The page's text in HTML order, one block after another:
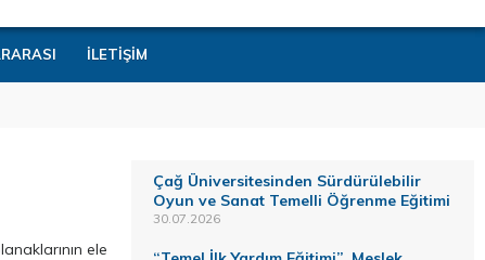
İLETİŞİM
ele
Çağ Üniversitesinden Sürdürülebilir
Oyun ve Sanat Temelli Öğrenme Eğitimi
30.07.2026